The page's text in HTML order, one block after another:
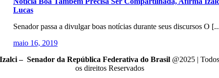
Lucas
Senador passa a divulgar boas notícias durante seus discursos O
maio 16, 2019
Izalci – Senador da República Federativa do Brasil @2025 | Todos
os direitos Reservados